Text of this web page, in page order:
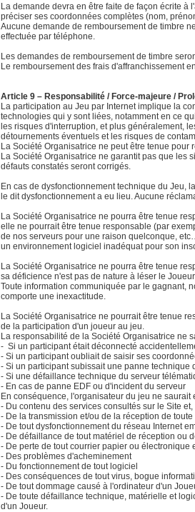
La demande devra en être faite de façon écrite à
préciser ses coordonnées complètes (nom,
Aucune demande de remboursement de timbre
effectuée par téléphone.
Les demandes de remboursement de timbre
Le remboursement des frais d'affranchissement
Article 9 – Responsabilité / Force-majeure /
La participation au Jeu par Internet implique la
technologies qui y sont liées, notamment en ce
les risques d'interruption, et plus généralement,
détournements éventuels et les risques de
La Société Organisatrice ne peut être tenue
La Société Organisatrice ne garantit pas que les
défauts constatés seront corrigés.
En cas de dysfonctionnement technique du Jeu,
le dit dysfonctionnement a eu lieu. Aucune
La Société Organisatrice ne pourra être tenue
elle ne pourrait être tenue responsable (par
de nos serveurs pour une raison quelconque,
un environnement logiciel inadéquat pour son
La Société Organisatrice ne pourra être tenue
sa déficience n'est pas de nature à léser le
Toute information communiquée par le gagnant,
comporte une inexactitude.
La Société Organisatrice ne pourrait être tenue
de la participation d'un joueur au jeu.
La responsabilité de la Société Organisatrice ne
- Si un participant était déconnecté
- Si un participant oubliait de saisir ses
- Si un participant subissait une panne
- Si une défaillance technique du serveur
- En cas de panne EDF ou d'incident du serveur
En conséquence, l'organisateur du jeu ne
- Du contenu des services consultés sur le Site
- De la transmission et/ou de la réception de
- De tout dysfonctionnement du réseau Internet
- De défaillance de tout matériel de réception ou
- De perte de tout courrier papier ou
- Des problèmes d'acheminement
- Du fonctionnement de tout logiciel
- Des conséquences de tout virus, bogue
- De tout dommage causé à l'ordinateur d'un
- De toute défaillance technique, matérielle et
d'un Joueur.